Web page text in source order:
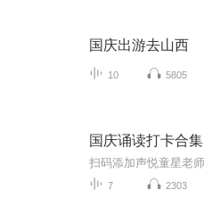
国庆出游去山西
10 5805
国庆诵读打卡合集
7 2303